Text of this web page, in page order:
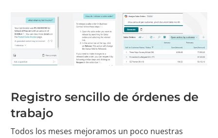
Registro sencillo de órdenes de
trabajo
Todos los meses mejoramos un poco nuestras